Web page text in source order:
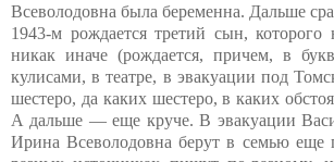
Всеволодовна была беременна. Дальше
1943-м рождается третий сын, которого
никак иначе (рождается, причем, в
кулисами, в театре, в эвакуации под
шестеро, да каких шестеро, в каких
А дальше — еще круче. В эвакуации
Ирина Всеволодовна берут в семью еще